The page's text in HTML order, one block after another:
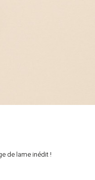
de lame inédit !